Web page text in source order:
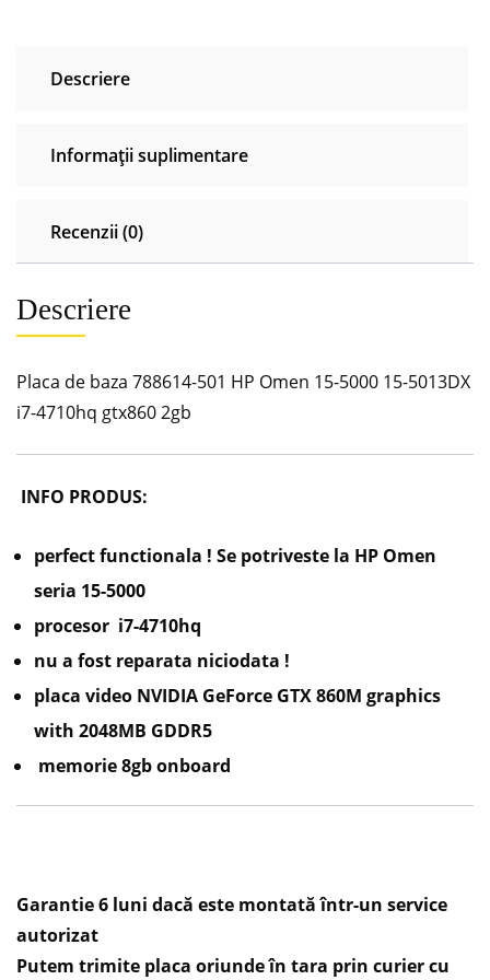
5000Descriere
Informații suplimentare
Recenzii (0)
Descriere
Placa de baza 788614-501 HP Omen 15-5000 15-5013DX
i7-4710hq gtx860 2gb
INFO PRODUS:
perfect functionala ! Se potriveste la HP Omen
seria 15-5000
procesor i7-4710hq
nu a fost reparata niciodata !
placa video NVIDIA GeForce GTX 860M graphics
with 2048MB GDDR5
memorie 8gb onboard
Garantie 6 luni dacă este montată într-un service
autorizat
Putem trimite placa oriunde în tara prin curier cu